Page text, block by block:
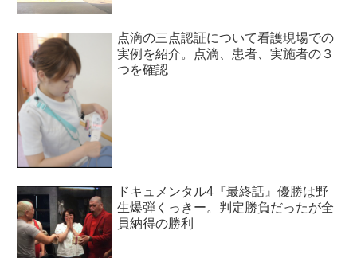
点滴の三点認証について看護現場での
実例を紹介。点滴、患者、実施者の３
つを確認
ドキュメンタル4『最終話』優勝は野
生爆弾くっきー。判定勝負だったが全
員納得の勝利